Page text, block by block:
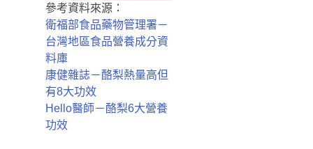
參考資料來源：
衛福部食品藥物管理署－
台灣地區食品營養成分資
料庫
康健雜誌－酪梨熱量高但
有8大功效
Hello醫師－酪梨6大營養
功效